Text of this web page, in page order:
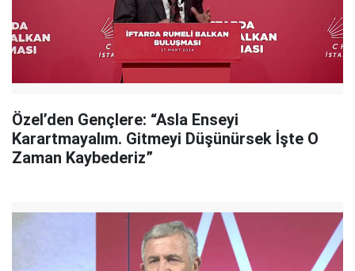
Özel’den Gençlere: “Asla Enseyi
Karartmayalım. Gitmeyi Düşünürsek İşte O
Zaman Kaybederiz”